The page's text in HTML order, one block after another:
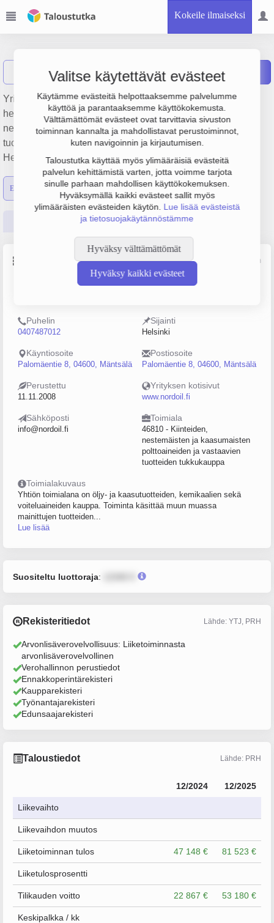
Kokeile ilmaiseksi
Valitse käytettävät evästeet
Käytämme evästeitä helpottaaksemme palvelumme
käyttöä ja parantaaksemme käyttökokemusta.
Välttämättömät evästeet ovat tarvittavia sivuston
toiminnan kannalta ja mahdollistavat perustoiminnot,
kuten navigoinnin ja kirjautumisen.
Taloustutka käyttää myös ylimääräisiä evästeitä
palvelun kehittämistä varten, jotta voimme tarjota
sinulle parhaan mahdollisen käyttökokemuksen.
Hyväksymällä kaikki evästeet sallit myös
ylimääräisten evästeiden käytön. Lue lisää evästeistä
ja tietosuojakäytännöstämme
Hyväksy välttämättömät
Hyväksy kaikki evästeet
Näytä haku N Nordoil Oy Raportit
Yrityksen Nordoil Oy liiketulos on 82 000 € ja
henkilöstömäärä 2. Sen päätoimiala on Kiinteiden,
nestemäisten ja kaasumaisten polttoaineiden ja vastaavien
tuotteiden tukkukauppa, perustamisvuosi 2008 ja sijainti
Helsinki. Yrityksen yhtiömuoto Osakeyhtiö (OY).
Emon luvut Konsernin luvut
Tilinpäätösluvut Päättäjätiedot
Perustiedot Lähde: YTJ, PRH, Traficom
Henkilöstömäärä
Puhelin
0407487012
Sijainti
Helsinki
Käyntiosoite
Palomäentie 8, 04600, Mäntsälä
Postiosoite
Palomäentie 8, 04600, Mäntsälä
Perustettu
11.11.2008
Yrityksen kotisivut
www.nordoil.fi
Sähköposti
info@nordoil.fi
Toimiala
46810 - Kiinteiden,
nestemäisten ja kaasumaisten
polttoaineiden ja vastaavien
tuotteiden tukkukauppa
Toimialakuvaus
Yhtiön toimialana on öljy- ja kaasutuotteiden, kemikaalien sekä
voiteluaineiden kauppa. Toiminta käsittää muun muassa
mainittujen tuotteiden...
Lue lisää
Suositeltu luottoraja:
Rekisteritiedot Lähde: YTJ, PRH
Arvonlisäverovelvollisuus: Liiketoiminnasta
arvonlisäverovelvollinen
Verohallinnon perustiedot
Ennakkoperintärekisteri
Kaupparekisteri
Työnantajarekisteri
Edunsaajarekisteri
Taloustiedot Lähde: PRH
12/2024 12/2025
Liikevaihto
Liikevaihdon muutos
Liiketoiminnan tulos 47 148 € 81 523 €
Liiketulosprosentti
Tilikauden voitto 22 867 € 53 180 €
Keskipalkka / kk